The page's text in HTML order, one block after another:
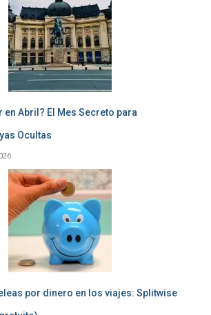
en Abril? El Mes Secreto para
Ocultas
por dinero en los viajes: Splitwise